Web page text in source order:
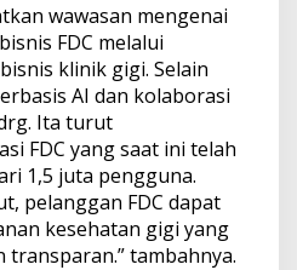
wawasan mengenai
FDC melalui
klinik gigi. Selain
AI dan kolaborasi
Ita turut
FDC yang saat ini telah
1,5 juta pengguna.
pelanggan FDC dapat
kesehatan gigi yang
transparan.” tambahnya.